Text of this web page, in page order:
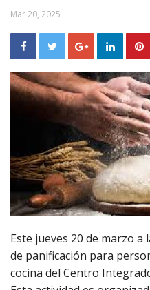
Mar 20, 2025
Este jueves 20 de marzo
de panificación para
cocina del Centro